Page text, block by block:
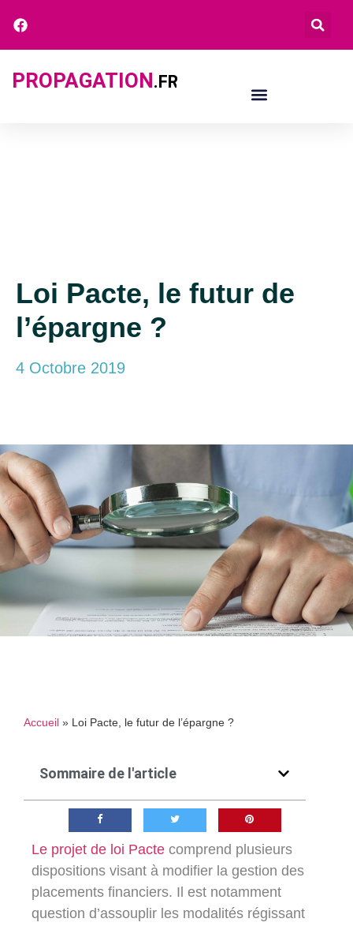
PROPAGATION.FR
Loi Pacte, le futur de
l’épargne ?
4 Octobre 2019
Accueil » Loi Pacte, le futur de l’épargne ?
Sommaire de l'article
Le projet de loi Pacte comprend plusieurs
dispositions visant à modifier la gestion des
placements financiers. Il est notamment
question d’assouplir les modalités régissant